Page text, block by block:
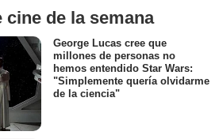
cine de la semana
George Lucas cree que
millones de personas no
hemos entendido Star Wars:
"Simplemente quería olvidarme
de la ciencia"